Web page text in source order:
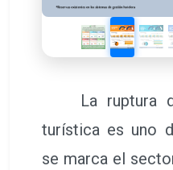
La ruptura de
turística es uno
se marca el